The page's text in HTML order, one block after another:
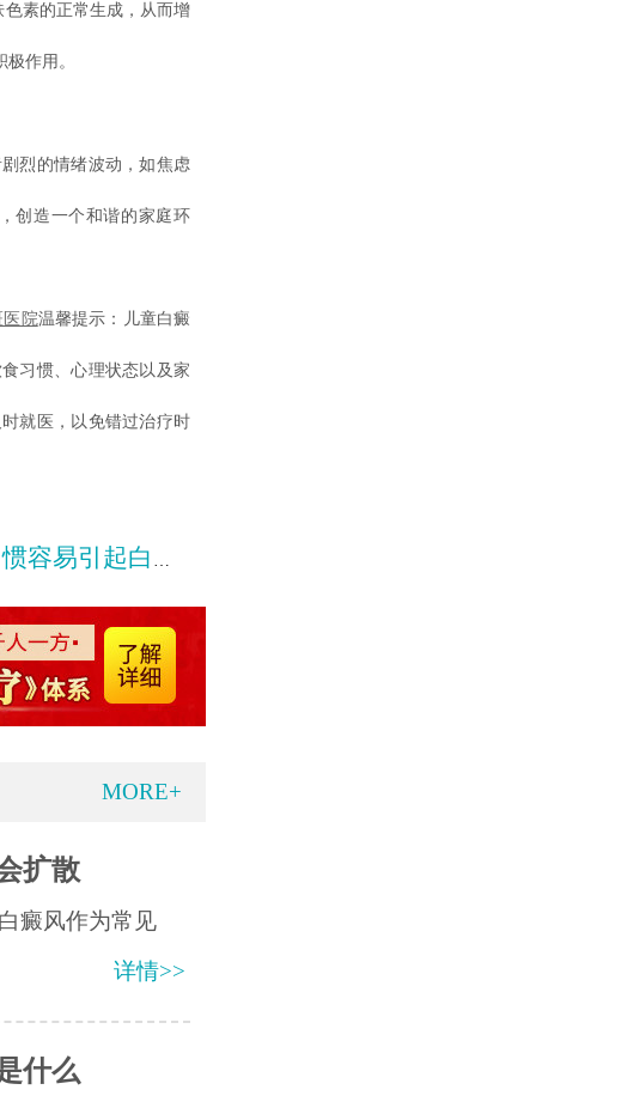
素的正常生成，从而增
作用。
烈的情绪波动，如焦虑
创造一个和谐的家庭环
医院温馨提示：儿童白癜
习惯、心理状态以及家
就医，以免错过治疗时
易引起白癜风
MORE+
扩散
癜风作为常见
详情>>
什么